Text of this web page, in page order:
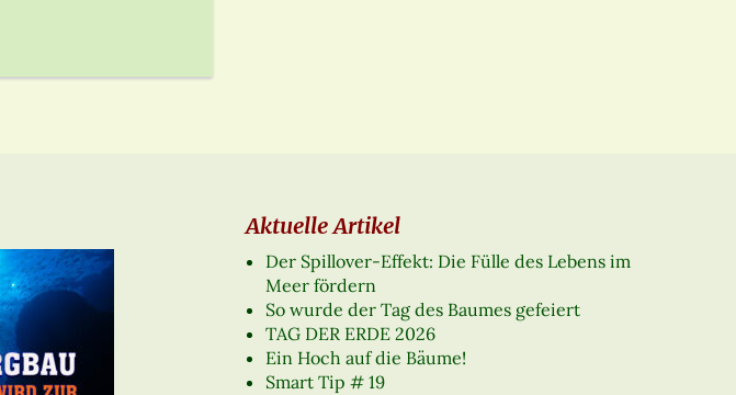
Aktuelle Artikel
Der Spillover-Effekt: Die Fülle des Lebens im
Meer fördern
So wurde der Tag des Baumes gefeiert
TAG DER ERDE 2026
Ein Hoch auf die Bäume!
Smart Tip # 19